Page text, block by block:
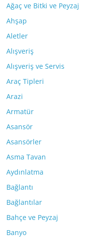
Ağaç ve Bitki ve Peyzaj
Ahşap
Aletler
Alışveriş
Alışveriş ve Servis
Araç Tipleri
Arazi
Armatür
Asansör
Asansörler
Asma Tavan
Aydınlatma
Bağlantı
Bağlantılar
Bahçe ve Peyzaj
Banyo